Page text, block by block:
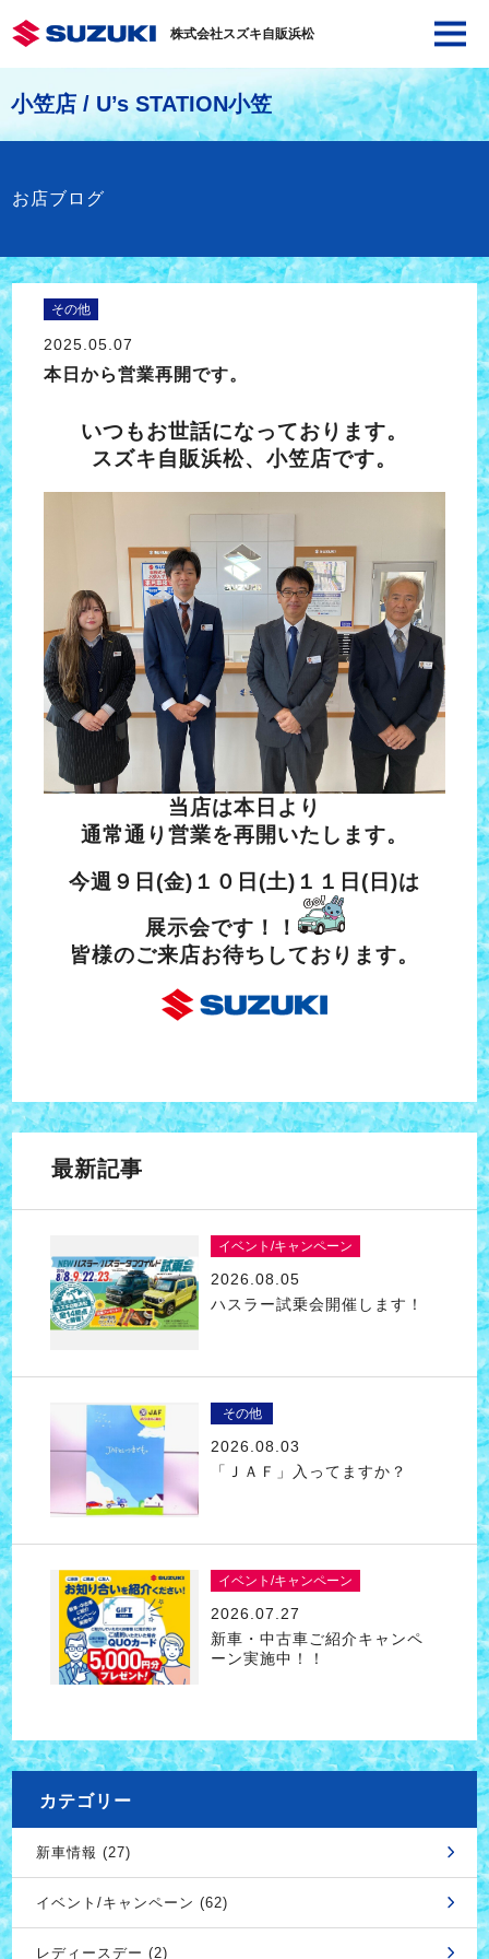
株式会社スズキ自販浜松
小笠店 / U’s STATION小笠
お店ブログ
その他
2025.05.07
本日から営業再開です。
いつもお世話になっております。
スズキ自販浜松、小笠店です。
当店は本日より
通常通り営業を再開いたします。
今週９日(金)１０日(土)１１日(日)は
展示会です！！
皆様のご来店お待ちしております。
最新記事
イベント/キャンペーン
2026.08.05
ハスラー試乗会開催します！
その他
2026.08.03
「ＪＡＦ」入ってますか？
イベント/キャンペーン
2026.07.27
新車・中古車ご紹介キャンペ
ーン実施中！！
カテゴリー
新車情報 (27)
イベント/キャンペーン (62)
レディースデー (2)